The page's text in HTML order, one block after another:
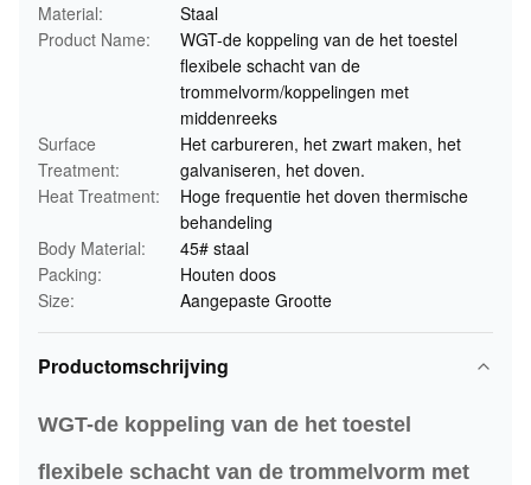
Material:
Staal
Product Name:
WGT-de koppeling van de het toestel
flexibele schacht van de
trommelvorm/koppelingen met
middenreeks
Surface
Treatment:
Het carbureren, het zwart maken, het
galvaniseren, het doven.
Heat Treatment:
Hoge frequentie het doven thermische
behandeling
Body Material:
45# staal
Packing:
Houten doos
Size:
Aangepaste Grootte
Productomschrijving
WGT-de koppeling van de het toestel
flexibele schacht van de trommelvorm met